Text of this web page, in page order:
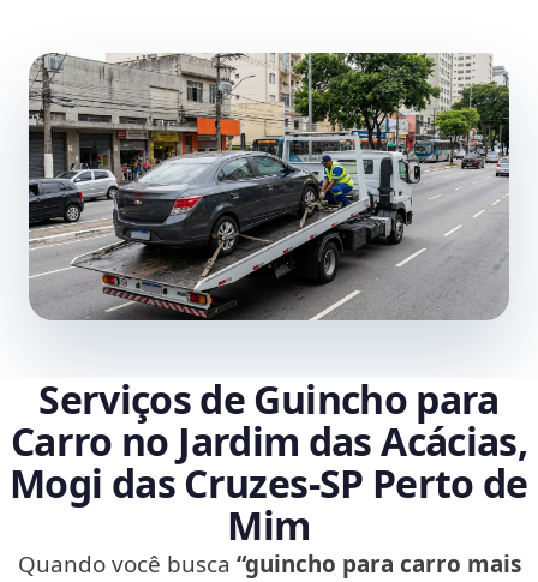
Serviços de Guincho para
Carro no Jardim das Acácias,
Mogi das Cruzes‑SP Perto de
Mim
Quando você busca “guincho para carro mais